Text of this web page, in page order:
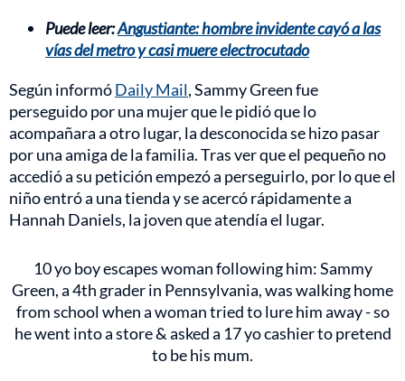
Puede leer:Angustiante: hombre invidente cayó a las
vías del metro y casi muere electrocutado
Según informóDaily Mail, Sammy Green fue
perseguido por una mujer que le pidió que lo
acompañara a otro lugar, la desconocida se hizo pasar
por una amiga de la familia. Tras ver que el pequeño no
accedió a su petición empezó a perseguirlo, por lo que el
niño entró a una tienda y se acercó rápidamente a
Hannah Daniels, la joven que atendía el lugar.
10 yo boy escapes woman following him: Sammy
Green, a 4th grader in Pennsylvania, was walking home
from school when a woman tried to lure him away - so
he went into a store & asked a 17 yo cashier to pretend
to be his mum.